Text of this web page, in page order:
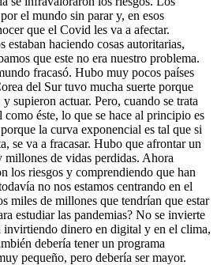
el mundo sin parar y, en esos
que el Covid les va a afectar.
estaban haciendo cosas autoritarias,
que este no era nuestro problema.
fracasó. Hubo muy pocos países
del Sur tuvo mucha suerte porque
supieron actuar. Pero, cuando se trata
éste, lo que se hace al principio es
la curva exponencial es tal que si
se va a fracasar. Hubo que afrontar un
millones de vidas perdidas. Ahora
los riesgos y comprendiendo que han
no nos estamos centrando en el
miles de millones que tendrían que estar
estudiar las pandemias? No se invierte
invirtiendo dinero en digital y en el clima,
debería tener un programa
pequeño, pero debería ser mayor.